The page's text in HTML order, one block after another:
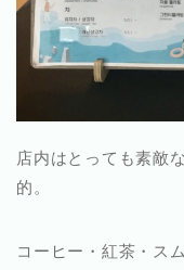
店内はとっても素敵
的。
コーヒー・紅茶・ス